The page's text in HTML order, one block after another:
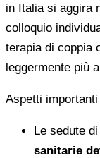
in Italia si aggira
colloquio
terapia di coppia
leggermente più
Aspetti
Le sedute
sanitarie